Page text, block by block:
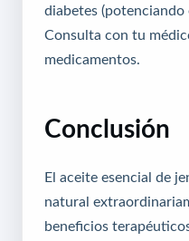
diabetes (potenciando
Consulta con tu
medicamentos.
Conclusión
El aceite esencial de
natural
beneficios